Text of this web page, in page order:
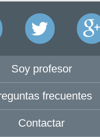
Soy profesor
frecuentes
Contactar